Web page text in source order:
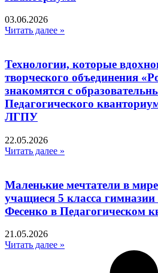
03.06.2026
Читать далее »
Технологии, которые
творческого объединения
знакомятся с
Педагогического
ЛГПУ
22.05.2026
Читать далее »
Маленькие мечтатели в
учащиеся 5 класса
Фесенко в Педагогическом
21.05.2026
Читать далее »